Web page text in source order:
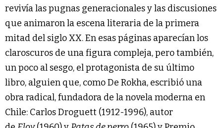
revivía las pugnas generacionales y las discusiones
que animaron la escena literaria de la primera
mitad del siglo XX. En esas páginas aparecían los
claroscuros de una figura compleja, pero también,
un poco al sesgo, el protagonista de su último
libro, alguien que, como De Rokha, escribió una
obra radical, fundadora de la novela moderna en
Chile: Carlos Droguett (1912-1996), autor